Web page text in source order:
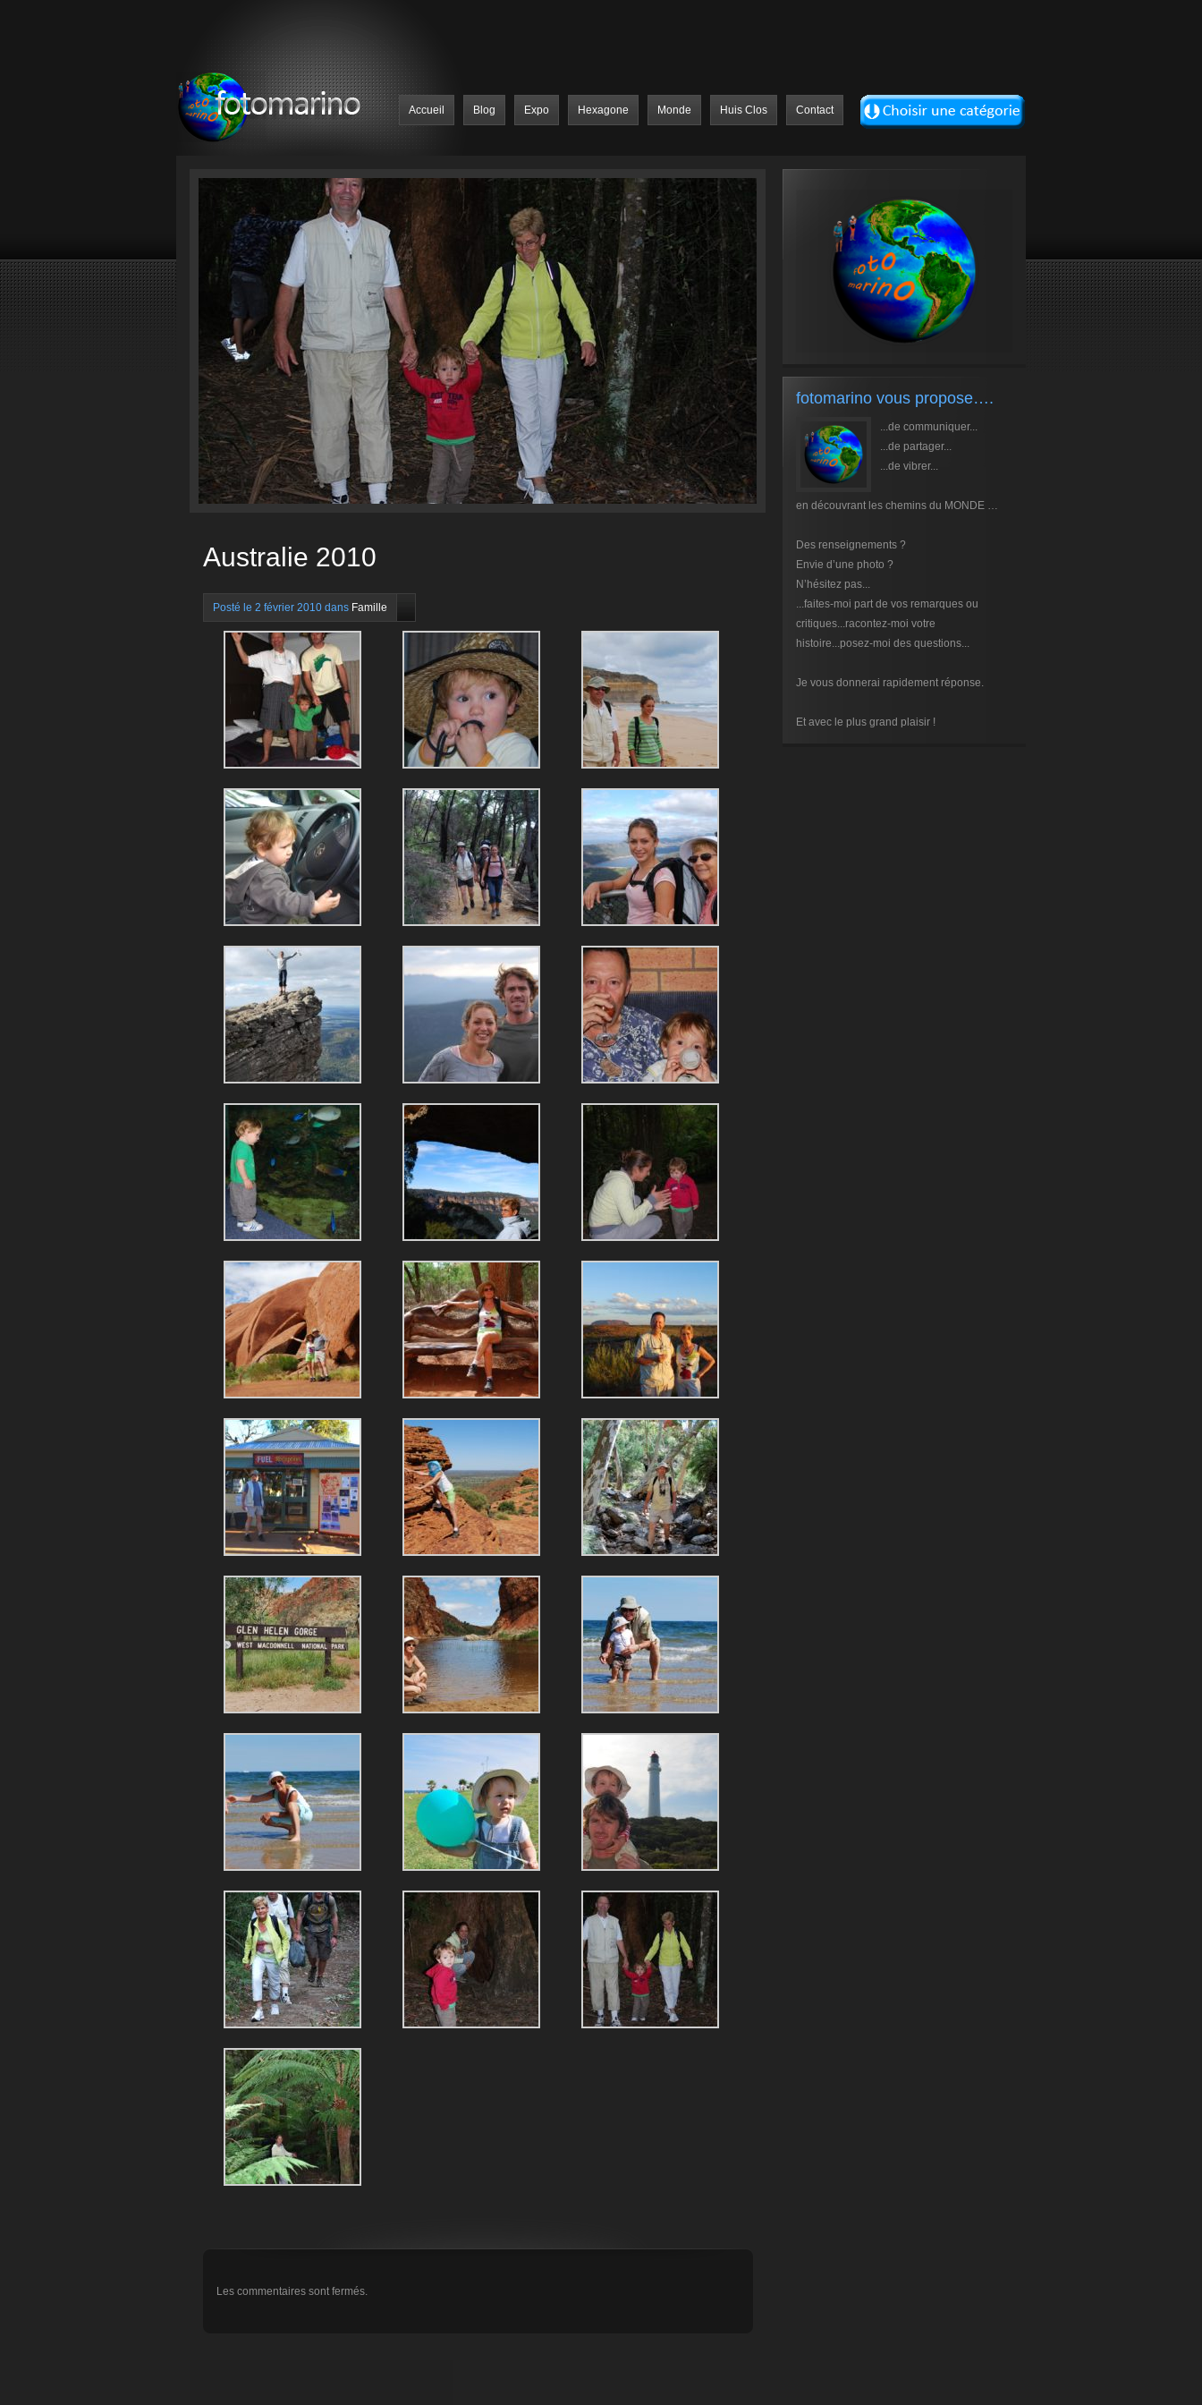
Accueil Blog Expo Hexagone Monde Huis Clos Contact
Australie 2010
Posté le 2 février 2010 dans Famille
Les commentaires sont fermés.
fotomarino vous propose….
...de communiquer...
...de partager...
...de vibrer...
en découvrant les chemins du MONDE …
Des renseignements ?
Envie d’une photo ?
N’hésitez pas...
...faites-moi part de vos remarques ou
critiques...racontez-moi votre
histoire...posez-moi des questions...
Je vous donnerai rapidement réponse.
Et avec le plus grand plaisir !